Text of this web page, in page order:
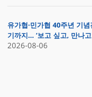
유가협·민가협 40주년 기
기까지… ‘보고 싶고, 만나
2026-08-06